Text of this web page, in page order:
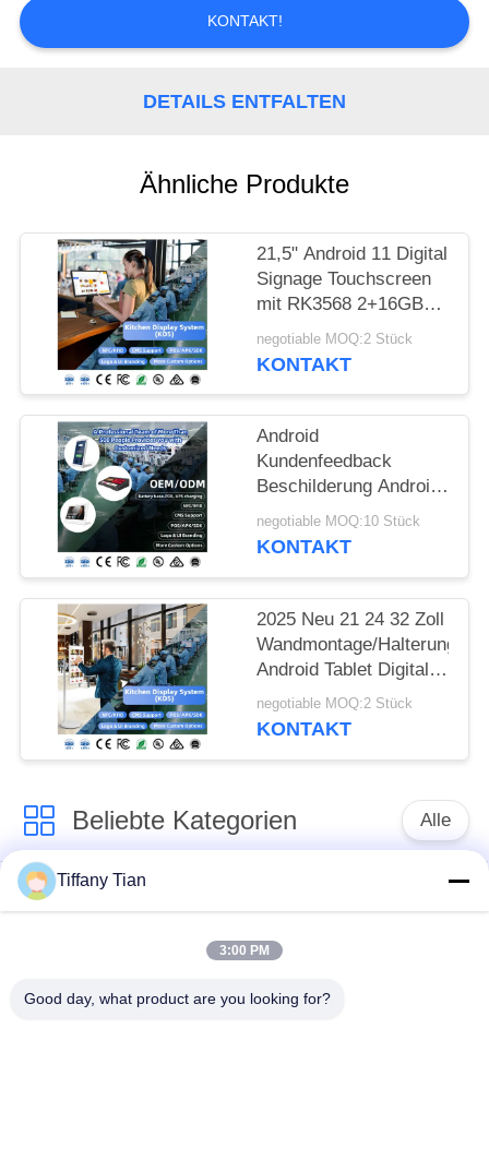
SIE EIN
ZITAT
POLICY
KONTAKT!
DETAILS ENTFALTEN
Ähnliche Produkte
21,5" Android 11 Digital
Signage Touchscreen
mit RK3568 2+16GB
USB RJ45 WiFi Kds
Pos Küchen-Display
negotiable MOQ:2 Stück
KONTAKT
Android
Kundenfeedback
Beschilderung Android
10.0 Digital Signage L-
Form Restaurant
Restaurantmenü
negotiable MOQ:10 Stück
KONTAKT
2025 Neu 21 24 32 Zoll
Wandmontage/Halterung
Android Tablet Digital
Signage und Displays
Registrierkasse Pos
negotiable MOQ:2 Stück
KONTAKT
Beliebte Kategorien Alle
Digitale
Beschilderungen
Lösungen
Smart TV
Beschilderungen
Tiffany Tian
3:00 PM
Good day, what product are you looking for?